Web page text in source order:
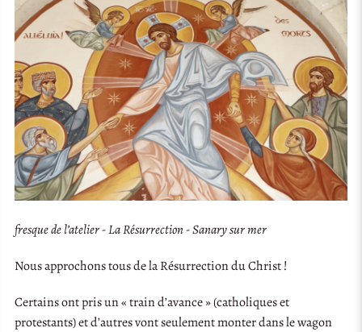
fresque de l’atelier - La Résurrection - Sanary sur mer
Nous approchons tous de la Résurrection du Christ !
Certains ont pris un « train d’avance » (catholiques et
protestants) et d’autres vont seulement monter dans le wagon